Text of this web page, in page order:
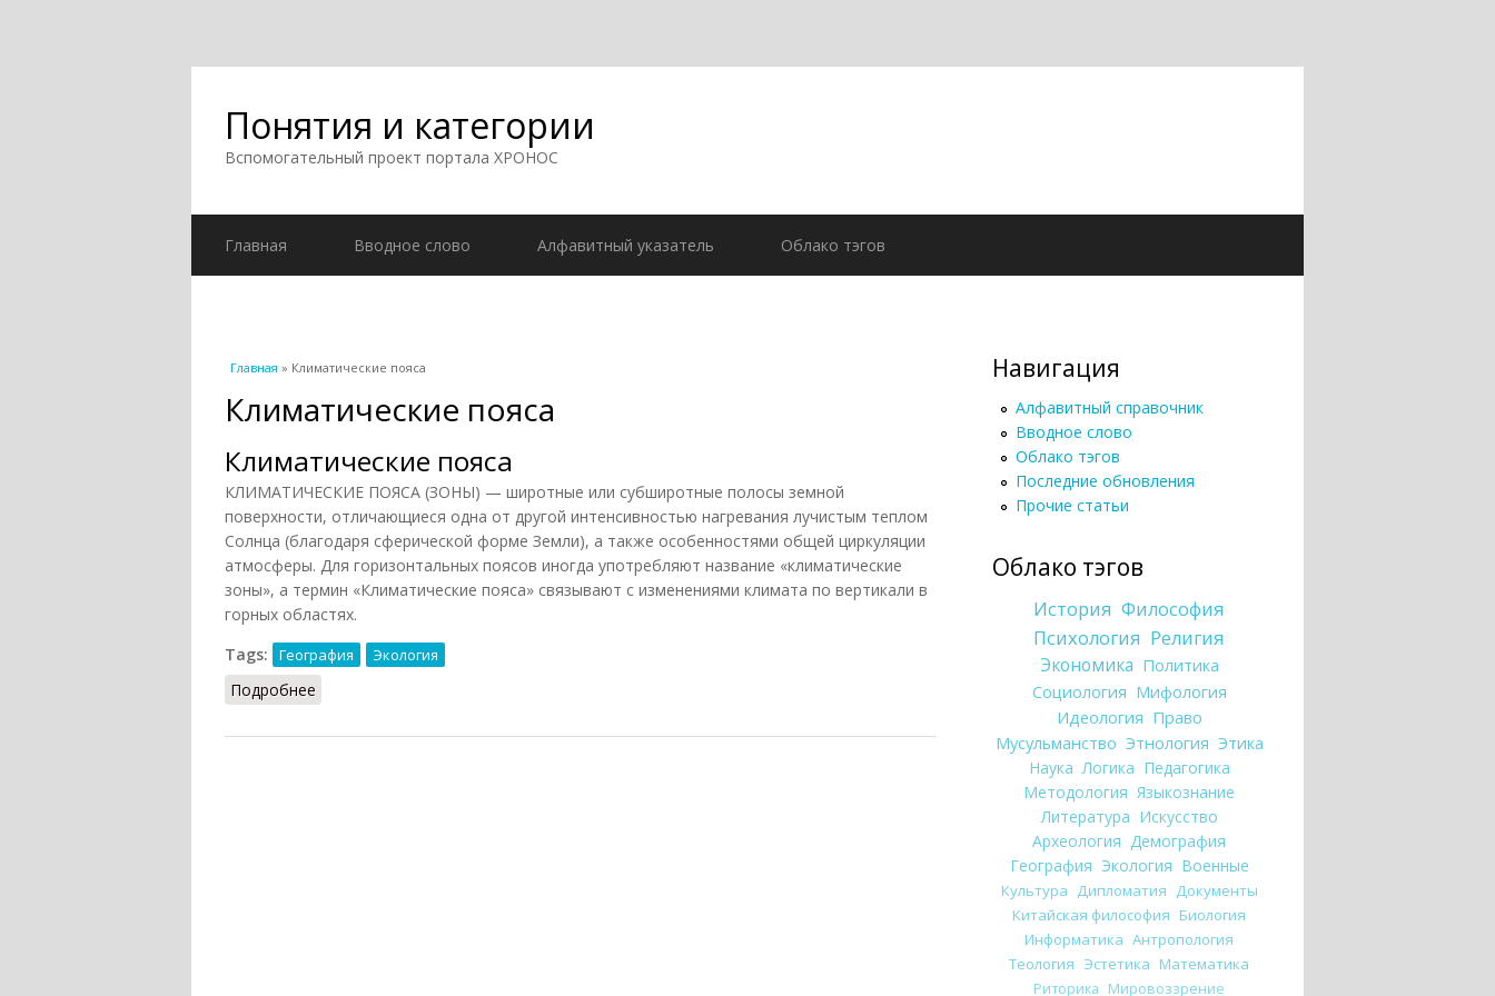
Понятия и категории
Вспомогательный проект портала ХРОНОС
Главная Вводное слово Алфавитный указатель Облако тэгов
Вы здесь
Главная » Климатические пояса
Климатические пояса
Климатические пояса
КЛИМАТИЧЕСКИЕ ПОЯСА (ЗОНЫ) — широтные или субширотные полосы земной
поверхности, отличающиеся одна от другой интенсивностью нагревания лучистым теплом
Солнца (благодаря сферической форме Земли), а также особенностями общей циркуляции
атмосферы. Для горизонтальных поясов иногда употребляют название «климатические
зоны», а термин «Климатические пояса» связывают с изменениями климата по вертикали в
горных областях.
Tags:
География Экология
Подробнее
Навигация
Алфавитный справочник
Вводное слово
Облако тэгов
Последние обновления
Прочие статьи
Облако тэгов
История Философия
Психология Религия
Экономика Политика
Социология Мифология
Идеология Право
Мусульманство Этнология Этика
Наука Логика Педагогика
Методология Языкознание
Литература Искусство
Археология Демография
География Экология Военные
Культура Дипломатия Документы
Китайская философия Биология
Информатика Антропология
Теология Эстетика Математика
Риторика Мировоззрение